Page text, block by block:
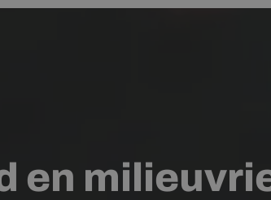
en